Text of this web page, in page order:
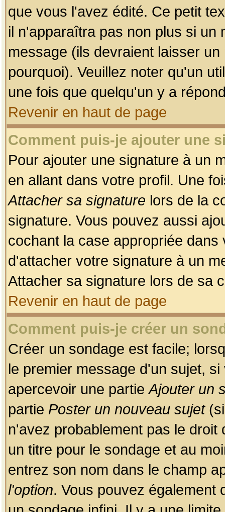
que vous l'avez édité. Ce petit
il n'apparaîtra pas non plus si un
message (ils devraient laisser
pourquoi). Veuillez noter qu'un
une fois que quelqu'un y a
Revenir en haut de page
Comment puis-je ajouter une
Pour ajouter une signature à un
en allant dans votre profil. Une
Attacher sa signature lors de la
signature. Vous pouvez aussi
cochant la case appropriée
d'attacher votre signature à un
Attacher sa signature lors de sa
Revenir en haut de page
Comment puis-je créer un
Créer un sondage est facile;
le premier message d'un sujet,
apercevoir une partieAjouter un
partie Poster un nouveau sujet(si
n'avez probablement pas le
un titre pour le sondage et au
entrez son nom dans le champ
l'option. Vous pouvez également